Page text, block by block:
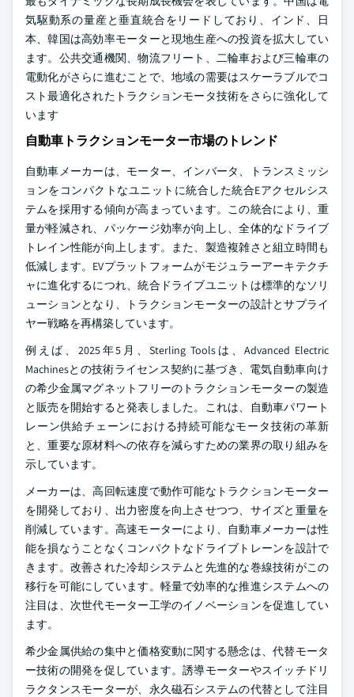
気駆動系の量産と垂直統合をリードしており、インド、日
本、韓国は高効率モーターと現地生産への投資を拡大してい
ます。公共交通機関、物流フリート、二輪車および三輪車の
電動化がさらに進むことで、地域の需要はスケーラブルでコ
スト最適化されたトラクションモータ技術をさらに強化して
います
自動車トラクションモーター市場のトレンド
自動車メーカーは、モーター、インバータ、トランスミッシ
ョンをコンパクトなユニットに統合した統合Eアクセルシス
テムを採用する傾向が高まっています。この統合により、重
量が軽減され、パッケージ効率が向上し、全体的なドライブ
トレイン性能が向上します。また、製造複雑さと組立時間も
低減します。EVプラットフォームがモジュラーアーキテクチ
ャに進化するにつれ、統合ドライブユニットは標準的なソリ
ューションとなり、トラクションモーターの設計とサプライ
ヤー戦略を再構築しています。
例えば、2025年5月、Sterling Toolsは、Advanced Electric
Machinesとの技術ライセンス契約に基づき、電気自動車向け
の希少金属マグネットフリーのトラクションモーターの製造
と販売を開始すると発表しました。これは、自動車パワート
レーン供給チェーンにおける持続可能なモータ技術の革新
と、重要な原材料への依存を減らすための業界の取り組みを
示しています。
メーカーは、高回転速度で動作可能なトラクションモーター
を開発しており、出力密度を向上させつつ、サイズと重量を
削減しています。高速モーターにより、自動車メーカーは性
能を損なうことなくコンパクトなドライブトレーンを設計で
きます。改善された冷却システムと先進的な巻線技術がこの
移行を可能にしています。軽量で効率的な推進システムへの
注目は、次世代モーター工学のイノベーションを促進してい
ます。
希少金属供給の集中と価格変動に関する懸念は、代替モータ
ー技術の開発を促しています。誘導モーターやスイッチドリ
ラクタンスモーターが、永久磁石システムの代替として注目